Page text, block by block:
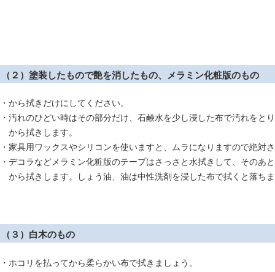
（２）塗装したもので艶を消したもの、メラミン化粧版のもの
・から拭きだけにしてください。
・汚れのひどい時はその部分だけ、石鹸水を少し浸した布で汚れをと
から拭きします。
・家具用ワックスやシリコンを使いますと、ムラになりますので絶対
・デコラなどメラミン化粧版のテープはさっさと水拭きして、そのあ
から拭きします。しょう油、油は中性洗剤を浸した布で拭くと落ち
（３）白木のもの
・ホコリを払ってから柔らかい布で拭きましょう。